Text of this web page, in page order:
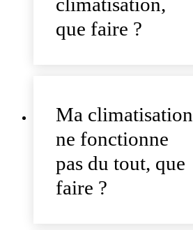
climatisation,
que faire ?
Ma climatisation
ne fonctionne
pas du tout, que
faire ?